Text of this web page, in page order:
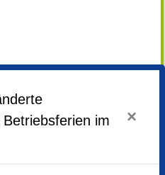
Soz. Päd. (FH), zert.
Alle mit
der Caritas,
80336 München
Formulare
83, 80634 München
und Interkulturelle
- 20.15 Uhr
- 20.15 Uhr
im
×